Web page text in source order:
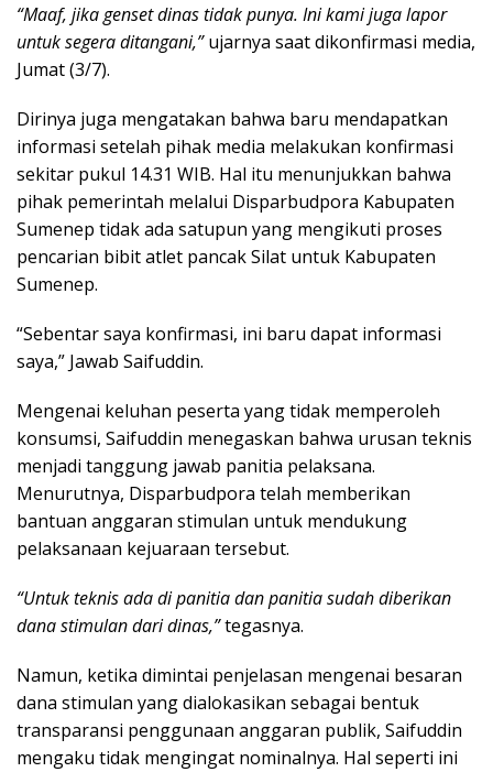
“Maaf, jika genset dinas tidak punya. Ini kami juga lapor
untuk segera ditangani,”ujarnya saat dikonfirmasi media,
Jumat (3/7).
Dirinya juga mengatakan bahwa baru mendapatkan
informasi setelah pihak media melakukan konfirmasi
sekitar pukul 14.31 WIB. Hal itu menunjukkan bahwa
pihak pemerintah melalui Disparbudpora Kabupaten
Sumenep tidak ada satupun yang mengikuti proses
pencarian bibit atlet pancak Silat untuk Kabupaten
Sumenep.
“Sebentar saya konfirmasi, ini baru dapat informasi
saya,” Jawab Saifuddin.
Mengenai keluhan peserta yang tidak memperoleh
konsumsi, Saifuddin menegaskan bahwa urusan teknis
menjadi tanggung jawab panitia pelaksana.
Menurutnya, Disparbudpora telah memberikan
bantuan anggaran stimulan untuk mendukung
pelaksanaan kejuaraan tersebut.
“Untuk teknis ada di panitia dan panitia sudah diberikan
dana stimulan dari dinas,”tegasnya.
Namun, ketika dimintai penjelasan mengenai besaran
dana stimulan yang dialokasikan sebagai bentuk
transparansi penggunaan anggaran publik, Saifuddin
mengaku tidak mengingat nominalnya. Hal seperti ini